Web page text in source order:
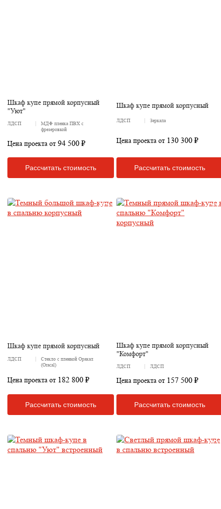
Шкаф купе прямой корпусный
"Уют"
ЛДСП
МДФ пленка ПВХ с
фрезеровкой
Цена проекта от 94 500 ₽
Рассчитать стоимость
Шкаф купе прямой корпусный
ЛДСП Зеркала
Цена проекта от 130 300 ₽
Рассчитать стоимость
Шкаф купе прямой корпусный
ЛДСП
Стекло с пленкой Оракал
(Oracal)
Цена проекта от 182 800 ₽
Рассчитать стоимость
Шкаф купе прямой корпусный
"Комфорт"
ЛДСП ЛДСП
Цена проекта от 157 500 ₽
Рассчитать стоимость